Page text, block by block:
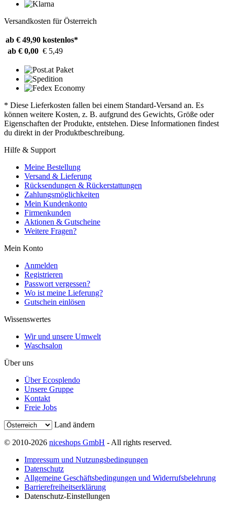
Versandkosten für Österreich
ab € 49,90 kostenlos*
ab € 0,00 € 5,49
* Diese Lieferkosten fallen bei einem Standard-Versand an. Es
können weitere Kosten, z. B. aufgrund des Gewichts, Größe oder
Eigenschaften der Produkte, entstehen. Diese Informationen findest
du direkt in der Produktbeschreibung.
Hilfe & Support
Meine Bestellung
Versand & Lieferung
Rücksendungen & Rückerstattungen
Zahlungsmöglichkeiten
Mein Kundenkonto
Firmenkunden
Aktionen & Gutscheine
Weitere Fragen?
Mein Konto
Anmelden
Registrieren
Passwort vergessen?
Wo ist meine Lieferung?
Gutschein einlösen
Wissenswertes
Wir und unsere Umwelt
Waschsalon
Über uns
Über Ecosplendo
Unsere Gruppe
Kontakt
Freie Jobs
Land ändern
© 2010-2026 niceshops GmbH - All rights reserved.
Impressum und Nutzungsbedingungen
Datenschutz
Allgemeine Geschäftsbedingungen und Widerrufsbelehrung
Barrierefreiheitserklärung
Datenschutz-Einstellungen